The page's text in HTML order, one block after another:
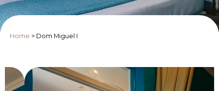
Home > Dom Miguel I